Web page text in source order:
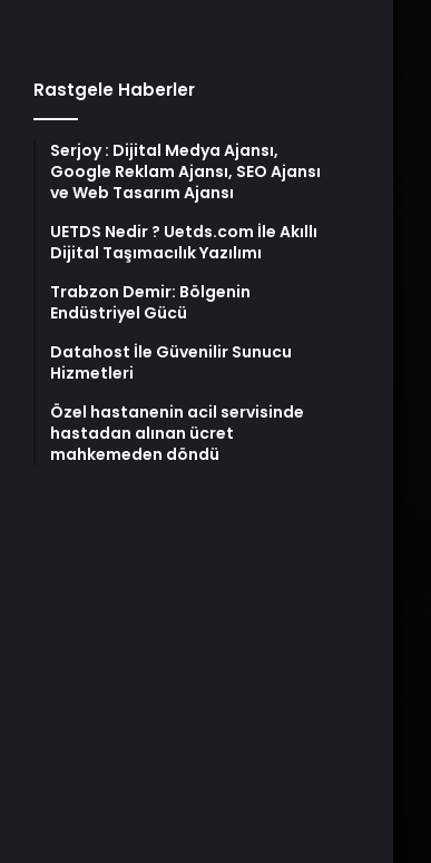
Rastgele Haberler
Serjoy : Dijital Medya Ajansı,
Google Reklam Ajansı, SEO Ajansı
ve Web Tasarım Ajansı
UETDS Nedir ? Uetds.com İle Akıllı
Dijital Taşımacılık Yazılımı
Trabzon Demir: Bölgenin
Endüstriyel Gücü
Datahost İle Güvenilir Sunucu
Hizmetleri
Özel hastanenin acil servisinde
hastadan alınan ücret
mahkemeden döndü